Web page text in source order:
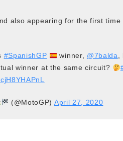
also appearing for the first
#SpanishGP winner, @7balda,
winner at the same circuit?
(@MotoGP) April 27, 2020